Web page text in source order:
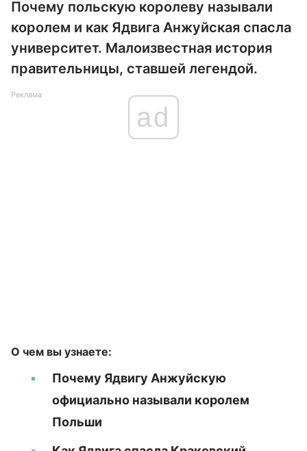
Почему польскую королеву называли
королем и как Ядвига Анжуйская спасла
университет. Малоизвестная история
правительницы, ставшей легендой.
Реклама
ad
О чем вы узнаете:
Почему Ядвигу Анжуйскую
официально называли королем
Польши